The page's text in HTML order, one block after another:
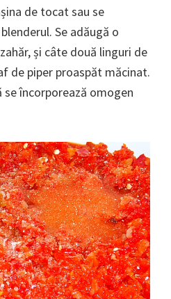
de tocat sau se
Se adăugă o
și câte două linguri de
de piper proaspăt măcinat.
se încorporează omogen